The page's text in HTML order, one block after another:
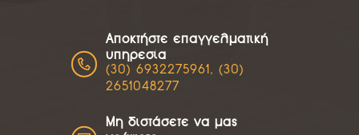
Αποκτήστε επαγγελματική
υπηρεσία
(30) 6932275961, (30)
2651048277
Μη διστάσετε να μας